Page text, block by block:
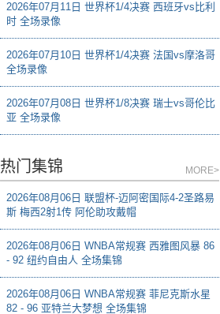
2026年07月11日 世界杯1/4决赛 西班牙vs比利
时 全场录像
2026年07月10日 世界杯1/4决赛 法国vs摩洛哥
全场录像
2026年07月08日 世界杯1/8决赛 瑞士vs哥伦比
亚 全场录像
热门集锦 MORE>
2026年08月06日 联盟杯-迈阿密国际4-2圣路易
斯 梅西2射1传 阿伦助攻戴帽
2026年08月06日 WNBA常规赛 西雅图风暴 86
- 92 纽约自由人 全场集锦
2026年08月06日 WNBA常规赛 菲尼克斯水星
82 - 96 亚特兰大梦想 全场集锦